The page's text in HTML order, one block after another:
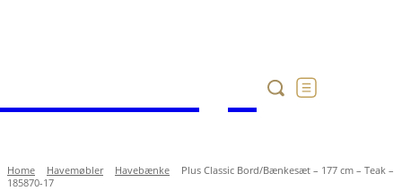
Home Havemøbler Havebænke
Plus Classic Bord/Bænkesæt – 177 cm – Teak –
185870-17